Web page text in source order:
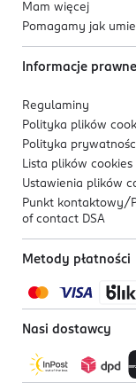
Mam więcej
Pomagamy jak
Informacje prawne
Regulaminy
Polityka plików
Polityka
Lista plików cookies
Ustawienia plików
Punkt kontaktowy/
of contact DSA
Metody płatności
Nasi dostawcy